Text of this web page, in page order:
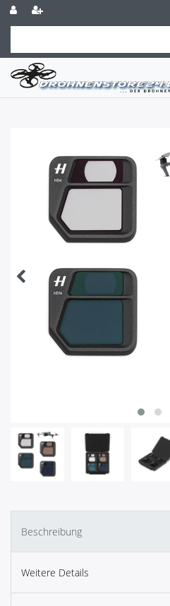
Beschreibung
Weitere Details